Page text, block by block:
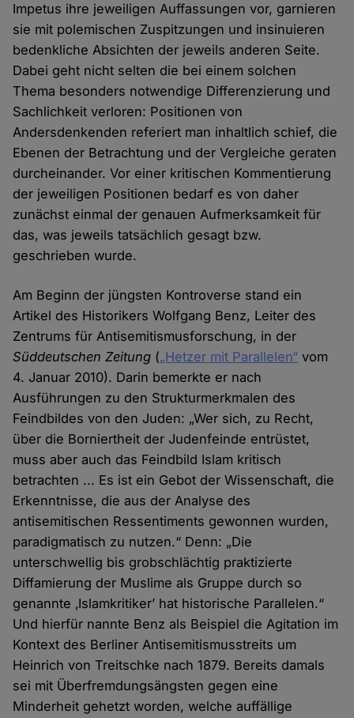
Impetus ihre jeweiligen Auffassungen vor, garnieren
sie mit polemischen Zuspitzungen und insinuieren
bedenkliche Absichten der jeweils anderen Seite.
Dabei geht nicht selten die bei einem solchen
Thema besonders notwendige Differenzierung und
Sachlichkeit verloren: Positionen von
Andersdenkenden referiert man inhaltlich schief, die
Ebenen der Betrachtung und der Vergleiche geraten
durcheinander. Vor einer kritischen Kommentierung
der jeweiligen Positionen bedarf es von daher
zunächst einmal der genauen Aufmerksamkeit für
das, was jeweils tatsächlich gesagt bzw.
geschrieben wurde.
Am Beginn der jüngsten Kontroverse stand ein
Artikel des Historikers Wolfgang Benz, Leiter des
Zentrums für Antisemitismusforschung, in der
Süddeutschen Zeitung („Hetzer mit Parallelen“ vom
4. Januar 2010). Darin bemerkte er nach
Ausführungen zu den Strukturmerkmalen des
Feindbildes von den Juden: „Wer sich, zu Recht,
über die Borniertheit der Judenfeinde entrüstet,
muss aber auch das Feindbild Islam kritisch
betrachten ... Es ist ein Gebot der Wissenschaft, die
Erkenntnisse, die aus der Analyse des
antisemitischen Ressentiments gewonnen wurden,
paradigmatisch zu nutzen.“ Denn: „Die
unterschwellig bis grobschlächtig praktizierte
Diffamierung der Muslime als Gruppe durch so
genannte ‚Islamkritiker’ hat historische Parallelen.“
Und hierfür nannte Benz als Beispiel die Agitation im
Kontext des Berliner Antisemitismusstreits um
Heinrich von Treitschke nach 1879. Bereits damals
sei mit Überfremdungsängsten gegen eine
Minderheit gehetzt worden, welche auffällige